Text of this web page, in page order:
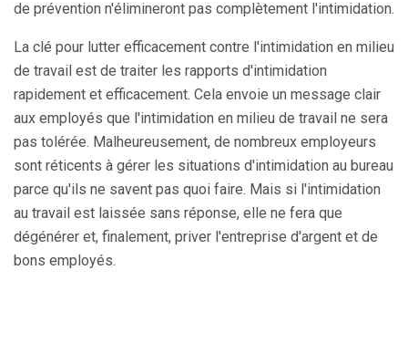
de prévention n'élimineront pas complètement l'intimidation.
La clé pour lutter efficacement contre l'intimidation en milieu
de travail est de traiter les rapports d'intimidation
rapidement et efficacement. Cela envoie un message clair
aux employés que l'intimidation en milieu de travail ne sera
pas tolérée. Malheureusement, de nombreux employeurs
sont réticents à gérer les situations d'intimidation au bureau
parce qu'ils ne savent pas quoi faire. Mais si l'intimidation
au travail est laissée sans réponse, elle ne fera que
dégénérer et, finalement, priver l'entreprise d'argent et de
bons employés.